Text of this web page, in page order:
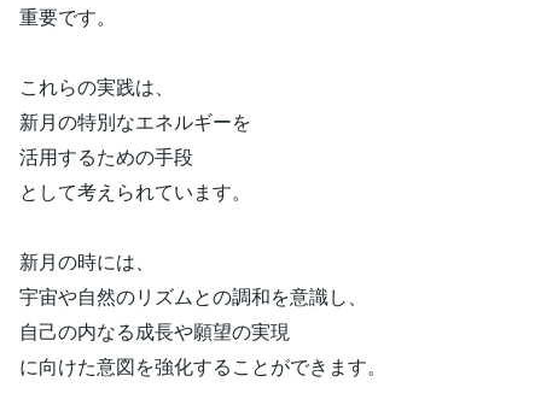
重要です。
これらの実践は、
新月の特別なエネルギーを
活用するための手段
として考えられています。
新月の時には、
宇宙や自然のリズムとの調和を意識し、
自己の内なる成長や願望の実現
に向けた意図を強化することができます。